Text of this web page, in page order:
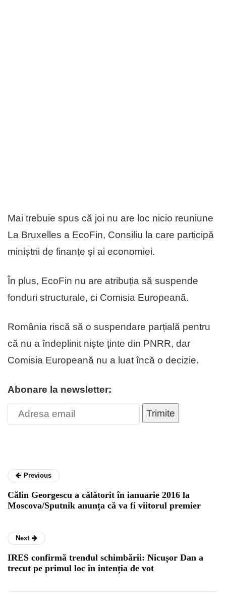
Mai trebuie spus că joi nu are loc nicio reuniune
La Bruxelles a EcoFin, Consiliu la care participă
miniștrii de finanțe și ai economiei.
În plus, EcoFin nu are atribuția să suspende
fonduri structurale, ci Comisia Europeană.
România riscă să o suspendare parțială pentru
că nu a îndeplinit niște ținte din PNRR, dar
Comisia Europeană nu a luat încă o decizie.
Abonare la newsletter:
Trimite
Previous
Călin Georgescu a călătorit în ianuarie 2016 la
Moscova/Sputnik anunța că va fi viitorul premier
Next
IRES confirmă trendul schimbării: Nicușor Dan a
trecut pe primul loc în intenția de vot